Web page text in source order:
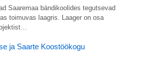
Saaremaa bändikoolides tegutsevad
toimuvas laagris. Laager on osa
ja Saarte Koostöökogu